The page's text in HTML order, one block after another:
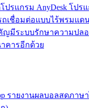
ปรแกรม AnyDesk โปร
เชื่อมต่อแบบไร้พรมแด
ญมีระบบรักษาความปล
คารอีกด้วย
รายงานผลบอลสดภา